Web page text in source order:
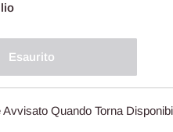
Esaurito
Avvisato Quando Torna